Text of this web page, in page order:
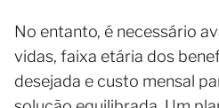
No entanto, é necessário
vidas, faixa etária dos
desejada e custo mensal